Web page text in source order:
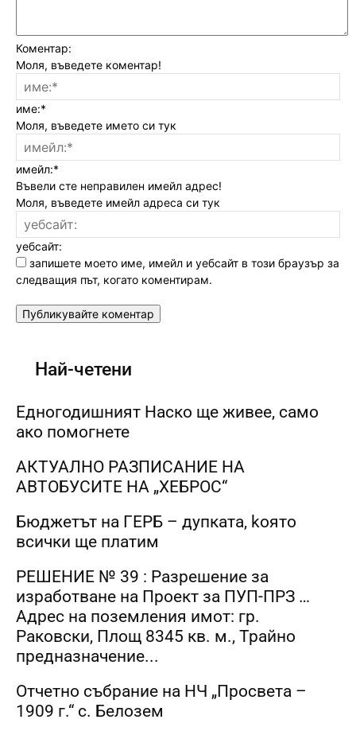
Коментар:
Моля, въведете коментар!
име:*
Моля, въведете името си тук
имейл:*
Въвели сте неправилен имейл адрес!
Моля, въведете имейл адреса си тук
уебсайт:
запишете моето име, имейл и уебсайт в този браузър за
следващия път, когато коментирам.
Най-четени
Едногодишният Наско ще живее, само
ако помогнете
АКТУАЛНО РАЗПИСАНИЕ НА
АВТОБУСИТЕ НА „ХЕБРОС“
Бюджетът на ГЕРБ – дупката, kоято
всички ще платим
РЕШЕНИЕ № 39 : Разрешение за
изработване на Проект за ПУП-ПРЗ …
Адрес на поземления имот: гр.
Раковски, Площ 8345 кв. м., Трайно
предназначение...
Отчетно събрание на НЧ „Просвета –
1909 г.“ с. Белозем